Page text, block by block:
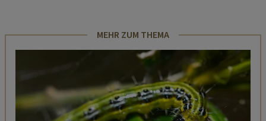
MEHR ZUM THEMA